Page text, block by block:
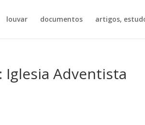
louvar documentos artigos,
Iglesia Adventista